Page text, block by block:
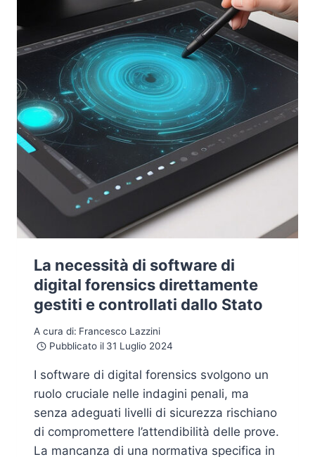
ALLA
CRIMINALITÀ
INFORMATICA
GLOBALE
La necessità di software di
digital forensics direttamente
gestiti e controllati dallo Stato
A cura di: Francesco Lazzini
Pubblicato il 31 Luglio 2024
I software di digital forensics svolgono un
ruolo cruciale nelle indagini penali, ma
senza adeguati livelli di sicurezza rischiano
di compromettere l’attendibilità delle prove.
La mancanza di una normativa specifica in